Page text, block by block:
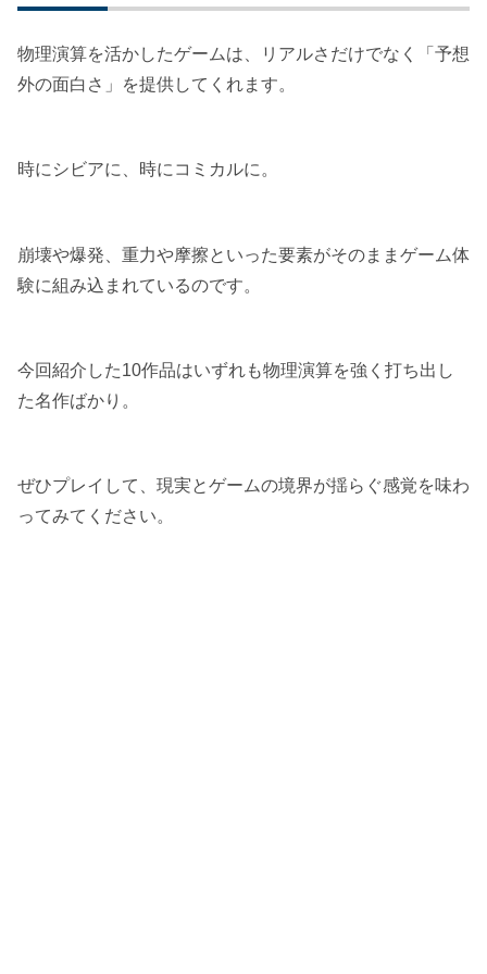
物理演算を活かしたゲームは、リアルさだけでなく「予想
外の面白さ」を提供してくれます。
時にシビアに、時にコミカルに。
崩壊や爆発、重力や摩擦といった要素がそのままゲーム体
験に組み込まれているのです。
今回紹介した10作品はいずれも物理演算を強く打ち出し
た名作ばかり。
ぜひプレイして、現実とゲームの境界が揺らぐ感覚を味わ
ってみてください。